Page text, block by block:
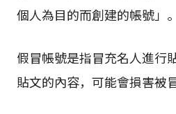
個人為目的而創建的帳號」。
假冒帳號是指冒充名人進行
貼文的內容，可能會損害被